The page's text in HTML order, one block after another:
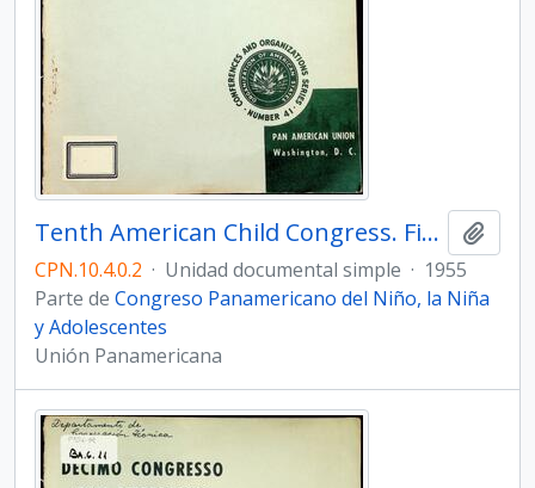
Tenth American Child Congress. Final Act
CPN.10.4.0.2 · Unidad documental simple · 1955
Parte de Congreso Panamericano del Niño, la Niña
y Adolescentes
Unión Panamericana